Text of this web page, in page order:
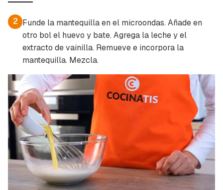
2 Funde la mantequilla en el microondas. Añade en
otro bol el huevo y bate. Agrega la leche y el
extracto de vainilla. Remueve e incorpora la
mantequilla. Mezcla.